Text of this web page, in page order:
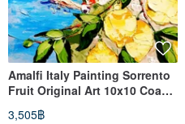
Amalfi Italy Painting Sorrento
Fruit Original Art 10x10 Coast
Impasto Art
3,505฿